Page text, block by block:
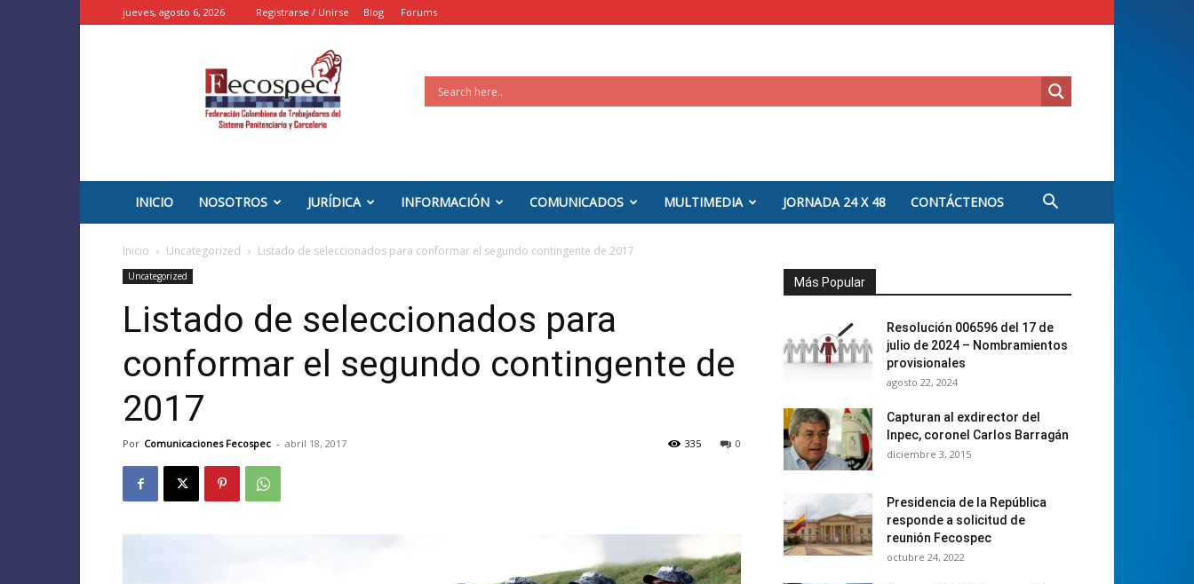
jueves, agosto 6, 2026 Registrarse / Unirse Blog Forums
FECOSPEC
INICIO NOSOTROS JURÍDICA INFORMACIÓN COMUNICADOS MULTIMEDIA JORNADA 24 X 48 CONTÁCTENOS
Inicio Uncategorized Listado de seleccionados para conformar el segundo contingente de 2017
Uncategorized
Listado de seleccionados para
conformar el segundo contingente de
2017
Por Comunicaciones Fecospec - abril 18, 2017 0
335
Más Popular
Resolución 006596 del 17 de
julio de 2024 – Nombramientos
provisionales
agosto 22, 2024
Capturan al exdirector del
Inpec, coronel Carlos Barragán
diciembre 3, 2015
Presidencia de la República
responde a solicitud de
reunión Fecospec
octubre 24, 2022